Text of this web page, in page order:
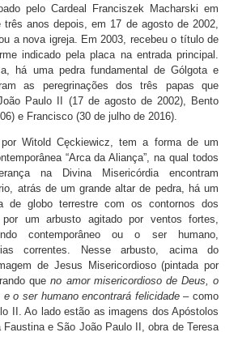
André – Greco-Católica
Cruz – Alemã
Senhora das Dores – Eslovaca
Perpétua
convento
Irmã Faustina” – restaurante, lembranças,
pelo Cardeal Franciszek Macharski em
anos depois, em 17 de agosto de 2002,
a nova igreja. Em 2003, recebeu o título de
indicado pela placa na entrada principal.
há uma pedra fundamental de Gólgota e
as peregrinações dos três papas que
Paulo II (17 de agosto de 2002), Bento
e Francisco (30 de julho de 2016).
Witold Cęckiewicz, tem a forma de um
“Arca da Aliança”, na qual todos
na Divina Misericórdia encontram
atrás de um grande altar de pedra, há um
de globo terrestre com os contornos dos
um arbusto agitado por ventos fortes,
contemporâneo ou o ser humano,
correntes. Nesse arbusto, acima do
de Jesus Misericordioso (pintada por
queno amor misericordioso de Deus, o
o ser humano encontrará felicidade– como
II. Ao lado estão as imagens dos Apóstolos
e São João Paulo II, obra de Teresa